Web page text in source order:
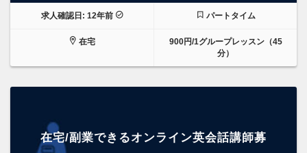
求人確認日: 12年前 パートタイム
在宅
900円/1グループレッスン（45
分）
在宅/副業できるオンライン英会話講師募